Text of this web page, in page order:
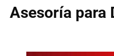
Asesoría para